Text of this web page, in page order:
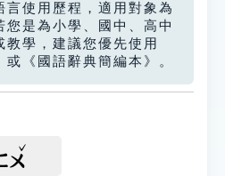
言使用歷程，適用對象為
您是為小學、國中、高中
教學，建議您優先使用
或《國語辭典簡編本》。
ㄨ